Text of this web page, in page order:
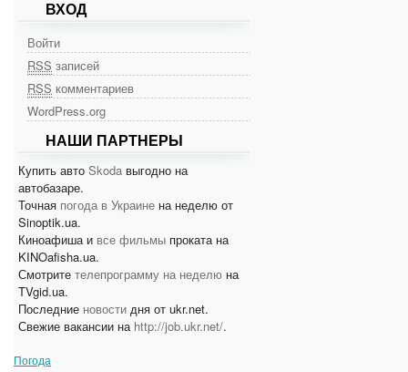
ВХОД
Войти
RSS записей
RSS комментариев
WordPress.org
НАШИ ПАРТНЕРЫ
Купить авто Skoda выгодно на
автобазаре.
Точная погода в Украине на неделю от
Sinoptik.ua.
Киноафиша и все фильмы проката на
KINOafisha.ua.
Смотрите телепрограмму на неделю на
TVgid.ua.
Последние новости дня от ukr.net.
Свежие вакансии на http://job.ukr.net/.
Погода